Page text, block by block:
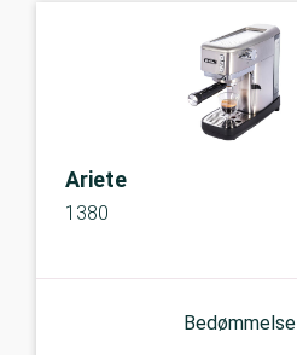
Ariete
1380
Bedømmelse